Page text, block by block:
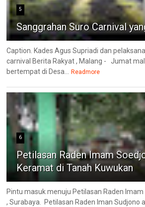
5
Sanggrahan Suro Carnival
Caption. Kades Agus Supriadi dan
carnival Berita Rakyat , Malang - Jumat
bertempat di Desa... Readmore
6
Petilasan Raden Imam
Keramat di Tanah Kuwukan
Pintu masuk menuju Petilasan Raden
, Surabaya. Petilasan Raden Iman Sudjono